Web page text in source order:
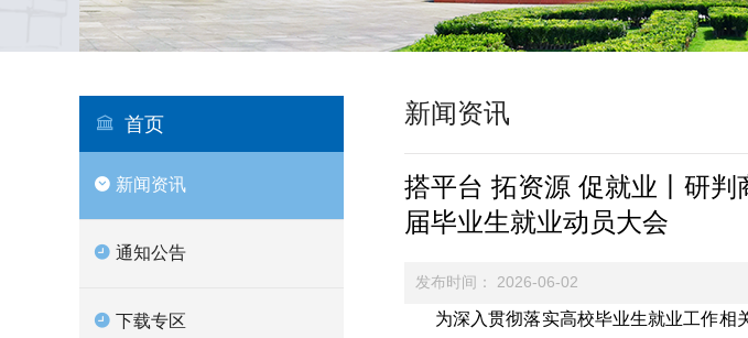
首页
新闻资讯
通知公告
下载专区
新闻资讯
搭平台 拓资源 促就业丨研
届毕业生就业动员大会
发布时间： 2026-06-02
为深入贯彻落实高校毕业生就业工作相